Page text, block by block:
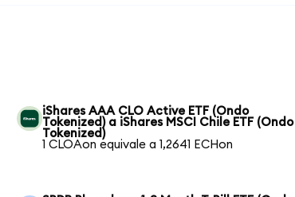
iShares AAA CLO Active ETF (Ondo
Tokenized) a iShares MSCI Chile ETF (Ondo
Tokenized)
1 CLOAon equivale a 1,2641 ECHon